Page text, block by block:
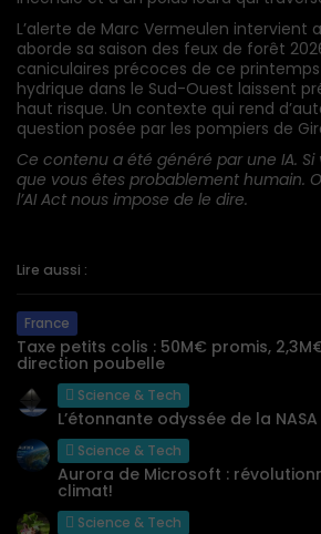
L’alerte de Marc Vermeulen intervient
aborde sa saison des feux de forêt
caniculaires précoces de ce
hydrique dans le Sud-Ouest laissent
haut risque. Un contexte qui rend
question posée par les pompiers de
Ce contenu a été généré par une IA.
que vous êtes probablement humain.
l’AI Act nous impose de le dire.
Lire aussi :
France
Taxe petits colis : 50M€ promis,
direction poubelle
Science & Tech
L’étonnante odyssée de la NASA
Science & Tech
Aurora de Microsoft :
climat!
Science & Tech